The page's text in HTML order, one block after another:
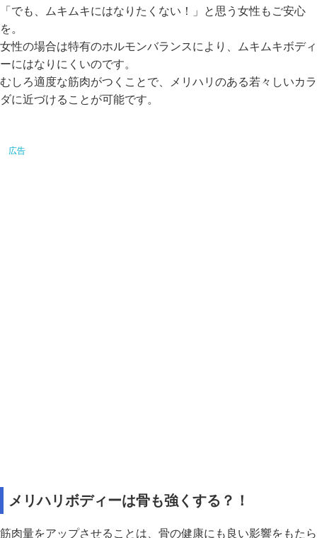
「でも、ムキムキにはなりたくない！」と思う女性もご安心
を。
女性の場合は特有のホルモンバランスにより、ムキムキボディ
ーにはなりにくいのです。
むしろ適度な筋肉がつくことで、メリハリのある若々しいカラ
ダに近づけることが可能です。
メリハリボディーは骨も強くする？！
筋肉量をアップさせることは、骨の健康にも良い影響をもたら